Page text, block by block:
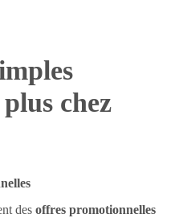
chez
des offres promotionnelles